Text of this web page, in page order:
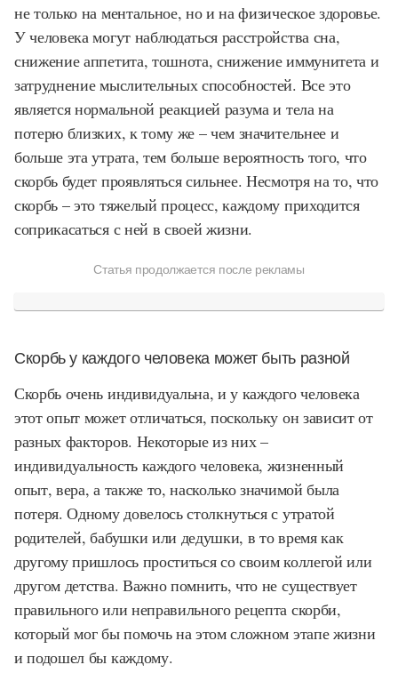
не только на ментальное, но и на физическое здоровье.
У человека могут наблюдаться расстройства сна,
снижение аппетита, тошнота, снижение иммунитета и
затруднение мыслительных способностей. Все это
является нормальной реакцией разума и тела на
потерю близких, к тому же – чем значительнее и
больше эта утрата, тем больше вероятность того, что
скорбь будет проявляться сильнее. Несмотря на то, что
скорбь – это тяжелый процесс, каждому приходится
соприкасаться с ней в своей жизни.
Статья продолжается после рекламы
Скорбь у каждого человека может быть разной
Скорбь очень индивидуальна, и у каждого человека
этот опыт может отличаться, поскольку он зависит от
разных факторов. Некоторые из них –
индивидуальность каждого человека, жизненный
опыт, вера, а также то, насколько значимой была
потеря. Одному довелось столкнуться с утратой
родителей, бабушки или дедушки, в то время как
другому пришлось проститься со своим коллегой или
другом детства. Важно помнить, что не существует
правильного или неправильного рецепта скорби,
который мог бы помочь на этом сложном этапе жизни
и подошел бы каждому.